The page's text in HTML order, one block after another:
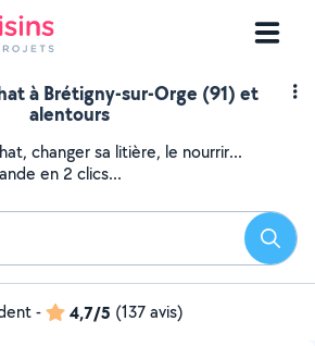
à Brétigny-sur-Orge (91) et
alentours
changer sa litière, le nourrir...
en 2 clics...
- 4,7/5 (137 avis)